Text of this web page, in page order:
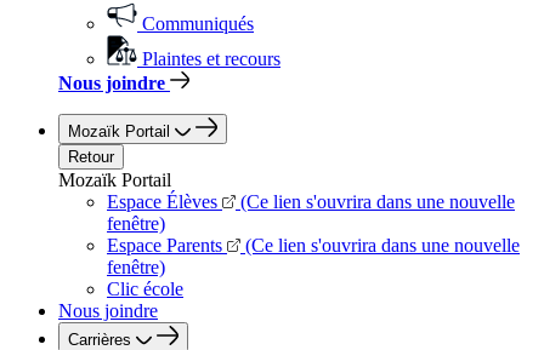
Communiqués
Plaintes et recours
Nous joindre
Mozaïk Portail
Retour
Mozaïk Portail
Espace Élèves
(Ce lien s'ouvrira dans une nouvelle
fenêtre)
Espace Parents
(Ce lien s'ouvrira dans une nouvelle
fenêtre)
Clic école
Nous joindre
Carrières